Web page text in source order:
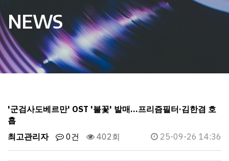
NEWS
'군검사도베르만' OST '불꽃' 발매…프리즘필터·김한겸 호
흡
최고관리자
0건 402회 25-09-26 14:36